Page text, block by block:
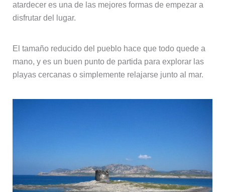
atardecer es una de las mejores formas de empezar a
disfrutar del lugar.
El tamaño reducido del pueblo hace que todo quede a
mano, y es un buen punto de partida para explorar las
playas cercanas o simplemente relajarse junto al mar.